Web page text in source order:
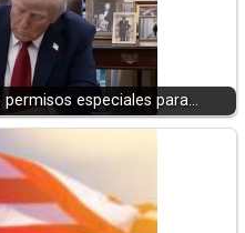
permisos especiales para…